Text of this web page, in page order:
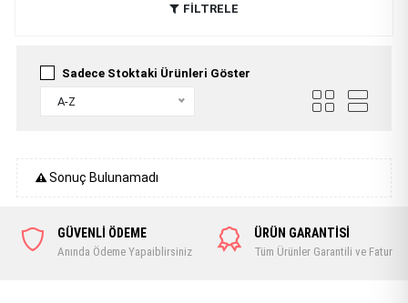
FİLTRELE
Sadece Stoktaki Ürünleri Göster
A-Z
Sonuç Bulunamadı
GÜVENLİ ÖDEME
Anında Ödeme Yapaiblirsiniz
ÜRÜN GARANTİSİ
Tüm Ürünler Garantili ve Faturalı